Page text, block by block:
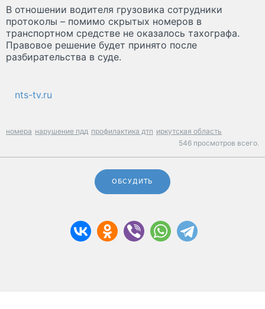
В отношении водителя грузовика сотрудники
протоколы – помимо скрытых номеров в
транспортном средстве не оказалось тахографа.
Правовое решение будет принято после
разбирательства в суде.
nts-tv.ru
номера нарушение пдд профилактика дтп иркутская область
546 просмотров всего.
ОБСУДИТЬ